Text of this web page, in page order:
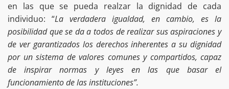
en las que se pueda realzar la dignidad de cada
individuo: “La verdadera igualdad, en cambio, es la
posibilidad que se da a todos de realizar sus aspiraciones y
de ver garantizados los derechos inherentes a su dignidad
por un sistema de valores comunes y compartidos, capaz
de inspirar normas y leyes en las que basar el
funcionamiento de las instituciones”.